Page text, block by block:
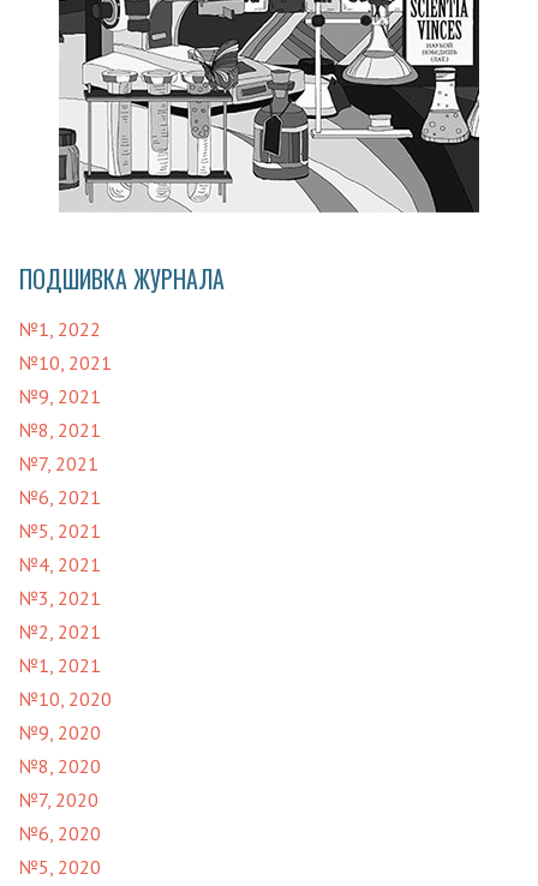
ПОДШИВКА ЖУРНАЛА
№1, 2022
№10, 2021
№9, 2021
№8, 2021
№7, 2021
№6, 2021
№5, 2021
№4, 2021
№3, 2021
№2, 2021
№1, 2021
№10, 2020
№9, 2020
№8, 2020
№7, 2020
№6, 2020
№5, 2020